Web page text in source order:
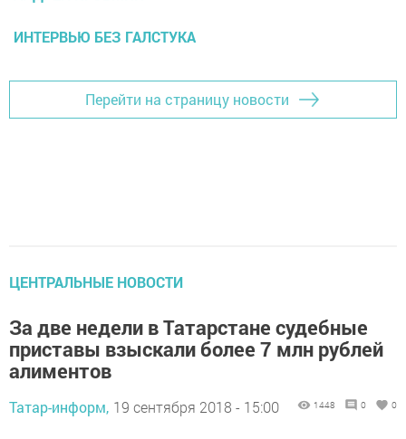
ИНТЕРВЬЮ БЕЗ ГАЛСТУКА
Перейти на страницу новости
ЦЕНТРАЛЬНЫЕ НОВОСТИ
За две недели в Татарстане судебные
приставы взыскали более 7 млн рублей
алиментов
Татар-информ, 19 сентября 2018 - 15:00 1448 0 0